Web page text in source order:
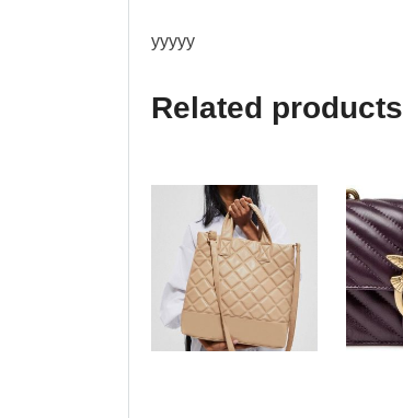
yyyyy
Related products